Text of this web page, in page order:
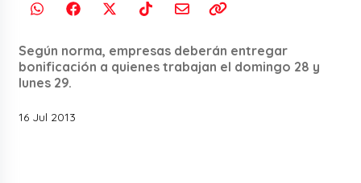
Según norma, empresas deberán entregar
bonificación a quienes trabajan el domingo 28 y
lunes 29.
16 Jul 2013